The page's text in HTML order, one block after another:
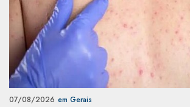
07/08/2026 em Gerais